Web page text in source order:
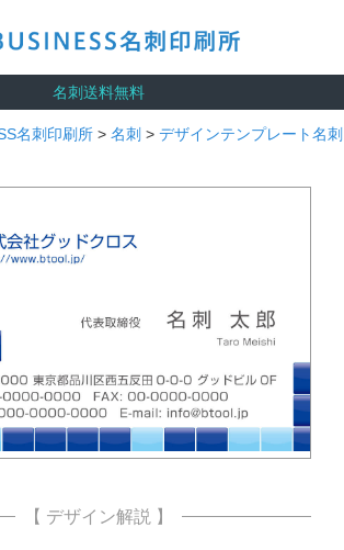
名刺送料無料
名刺印刷所 > 名刺 > デザインテンプレート名刺
【 デザイン解説 】